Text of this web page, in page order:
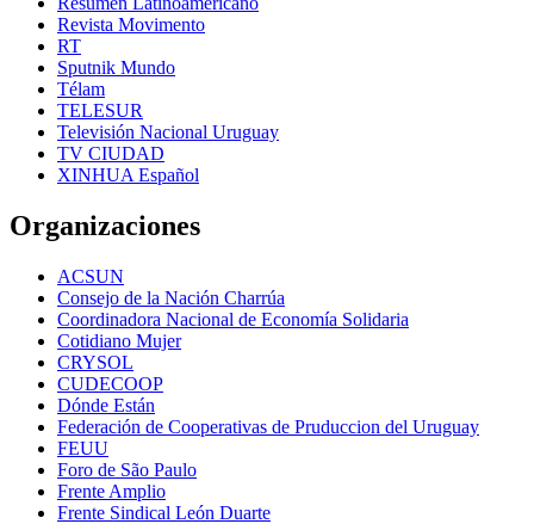
Revista Movimento
RT
Sputnik Mundo
Télam
TELESUR
Televisión Nacional Uruguay
TV CIUDAD
XINHUA Español
Organizaciones
ACSUN
Consejo de la Nación Charrúa
Coordinadora Nacional de Economía Solidaria
Cotidiano Mujer
CRYSOL
CUDECOOP
Dónde Están
Federación de Cooperativas de Pruduccion del Uruguay
FEUU
Foro de São Paulo
Frente Amplio
Frente Sindical León Duarte